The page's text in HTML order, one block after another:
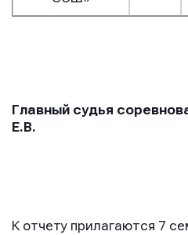
Главный судья
Е.В.
К отчету прилагаются 7